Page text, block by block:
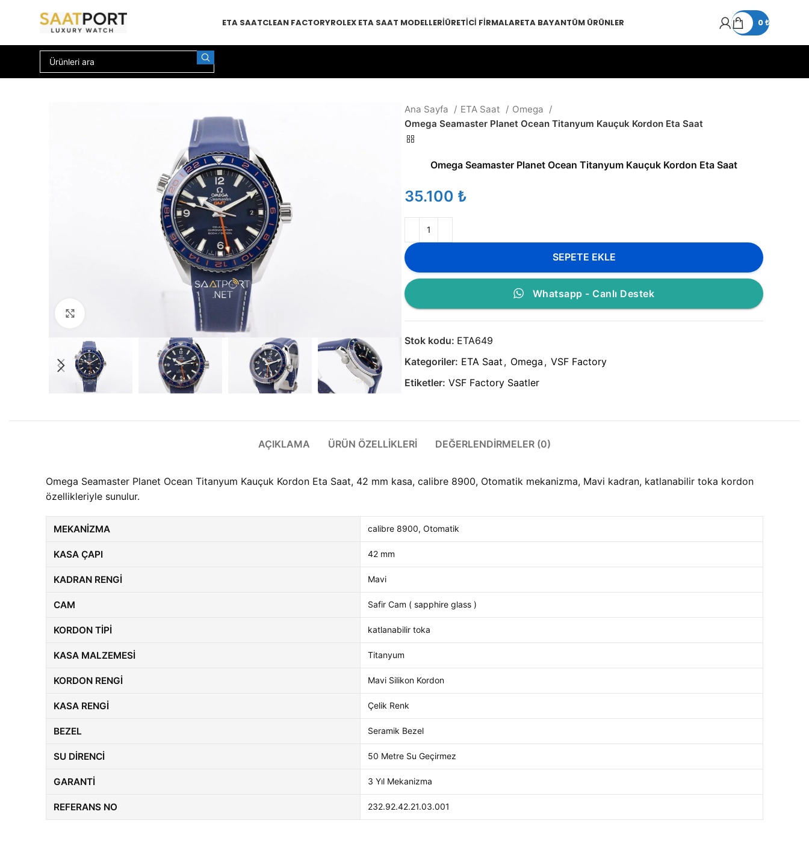
ETA SAATCLEAN FACTORYROLEX ETA SAAT MODELLERIÜRETICI FIRMALARETA BAYANTÜM ÜRÜNLER 0₺
Ana Sayfa ETA Saat
Omega
Omega Seamaster Planet Ocean Titanyum Kauçuk Kordon Eta Saat
Omega Seamaster Planet Ocean Titanyum Kauçuk Kordon Eta Saat
₺
SEPETE EKLE
Whatsapp - Canlı Destek
Stok kodu: ETA649
Kategoriler: ETA Saat , Omega , VSF Factory
Etiketler: VSF Factory Saatler
AÇIKLAMA ÜRÜN ÖZELLIKLERI DEĞERLENDIRMELER (0)
Omega Seamaster Planet Ocean Titanyum Kauçuk Kordon Eta Saat, 42 mm kasa, calibre 8900, Otomatik mekanizma, Mavi kadran, katlanabilir toka kordon
özellikleriyle sunulur.
MEKANIZMA calibre 8900, Otomatik
KASA ÇAPI 42 mm
KADRAN RENGI Mavi
CAM Safir Cam ( sapphire glass )
KORDON TIPI katlanabilir toka
KASA MALZEMESI Titanyum
KORDON RENGI Mavi Silikon Kordon
KASA RENGI Çelik Renk
BEZEL Seramik Bezel
SU DIRENCI 50 Metre Su Geçirmez
GARANTI 3 Yıl Mekanizma
REFERANS NO 232.92.42.21.03.001